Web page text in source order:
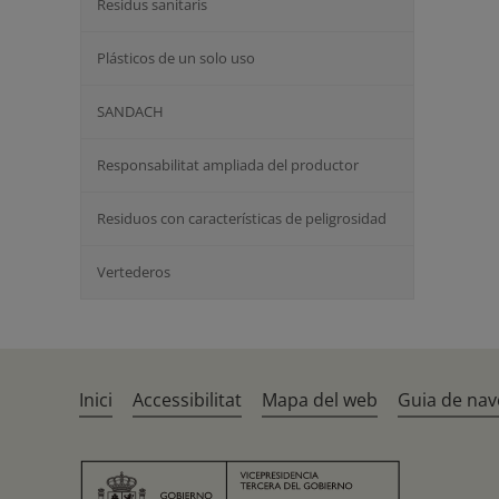
Residus sanitaris
Plásticos de un solo uso
SANDACH
Responsabilitat ampliada del productor
Residuos con características de peligrosidad
Vertederos
Inici Accessibilitat Mapa del web Guia de